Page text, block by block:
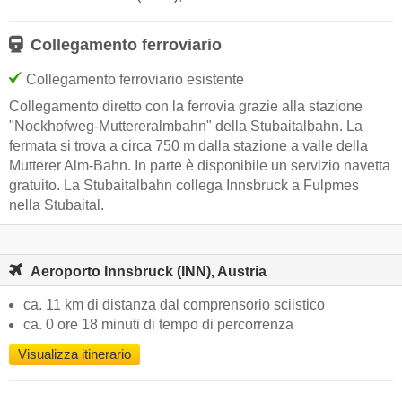
Collegamento ferroviario
Collegamento ferroviario esistente
Collegamento diretto con la ferrovia grazie alla stazione
"Nockhofweg-Muttereralmbahn" della Stubaitalbahn. La
fermata si trova a circa 750 m dalla stazione a valle della
Mutterer Alm-Bahn. In parte è disponibile un servizio navetta
gratuito. La Stubaitalbahn collega Innsbruck a Fulpmes
nella Stubaital.
Aeroporto Innsbruck (INN), Austria
ca. 11 km di distanza dal comprensorio sciistico
ca. 0 ore 18 minuti di tempo di percorrenza
Visualizza itinerario